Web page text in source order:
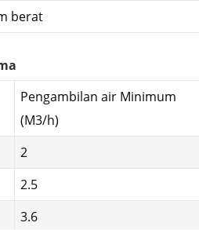
berat
Pengambilan air Minimum
(M3/h)
2
2.5
3.6